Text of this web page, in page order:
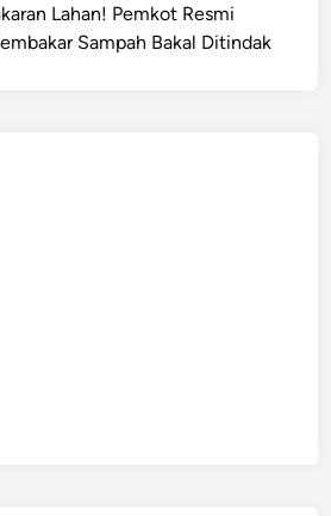
Lahan! Pemkot Resmi
Sampah Bakal Ditindak